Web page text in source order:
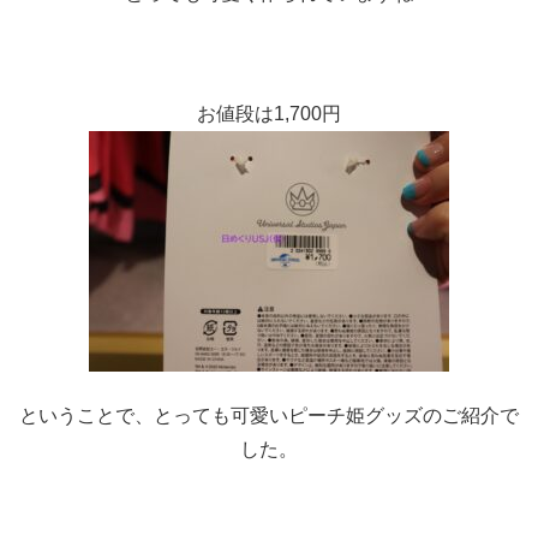
お値段は1,700円
ということで、とっても可愛いピーチ姫グッズのご紹介で
した。